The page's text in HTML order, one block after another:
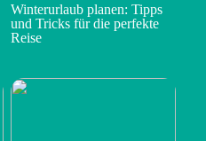
Winterurlaub planen: Tipps
und Tricks für die perfekte
Reise